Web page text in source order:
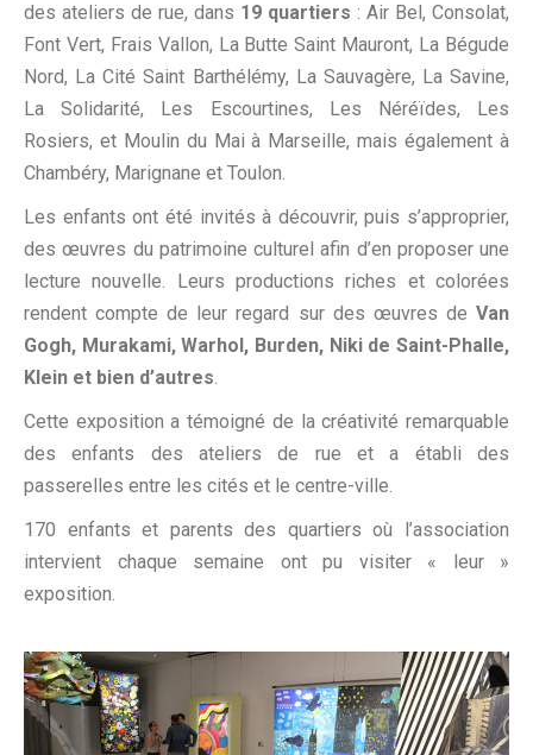
des ateliers de rue, dans 19 quartiers : Air Bel, Consolat,
Font Vert, Frais Vallon, La Butte Saint Mauront, La Bégude
Nord, La Cité Saint Barthélémy, La Sauvagère, La Savine,
La Solidarité, Les Escourtines, Les Néréïdes, Les
Rosiers, et Moulin du Mai à Marseille, mais également à
Chambéry, Marignane et Toulon.
Les enfants ont été invités à découvrir, puis s’approprier,
des œuvres du patrimoine culturel afin d’en proposer une
lecture nouvelle. Leurs productions riches et colorées
rendent compte de leur regard sur des œuvres de Van
Gogh, Murakami, Warhol, Burden, Niki de Saint-Phalle,
Klein et bien d’autres.
Cette exposition a témoigné de la créativité remarquable
des enfants des ateliers de rue et a établi des
passerelles entre les cités et le centre-ville.
170 enfants et parents des quartiers où l’association
intervient chaque semaine ont pu visiter « leur »
exposition.